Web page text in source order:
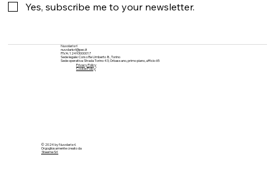
Yes, subscribe me to your newsletter.
Nuvolari srl
nuvolarisrl@pec.it
PIVA: 12493000017
Sede legale: Corso Re Umberto 8, Torino
Sede operativa: Strada Torino 43, Orbassano, primo piano, ufficio 65
Privacy Policy
Cookie Policy
© 2024 by Nuvolari srl.
Orgogliosamente creato da
Steeme Srl